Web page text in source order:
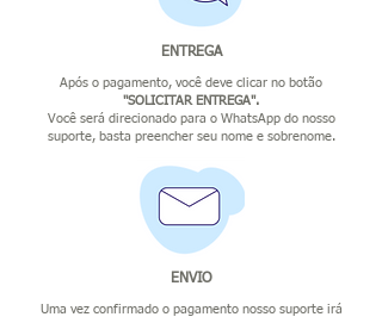
ENTREGA
Após o pagamento, você deve clicar no botão
"SOLICITAR ENTREGA".
Você será direcionado para o WhatsApp do nosso
suporte, basta preencher seu nome e sobrenome.
ENVIO
Uma vez confirmado o pagamento nosso suporte irá